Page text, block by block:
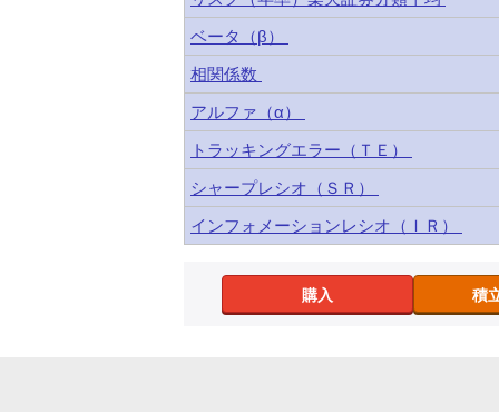
ベータ（β）
相関係数
アルファ（α）
トラッキングエラー（ＴＥ）
シャープレシオ（ＳＲ）
インフォメーションレシオ（ＩＲ）
購入 積